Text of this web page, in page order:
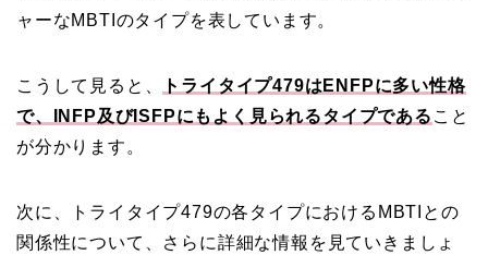
ャーなMBTIのタイプを表しています。
こうして見ると、
トライタイプ479はENFPに多い性格
で、INFP及びISFPにもよく見られるタイプである こと
が分かります。
次に、トライタイプ479の各タイプにおけるMBTIとの
関係性について、さらに詳細な情報を見ていきましょ